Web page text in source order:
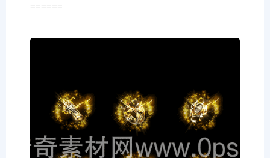
======